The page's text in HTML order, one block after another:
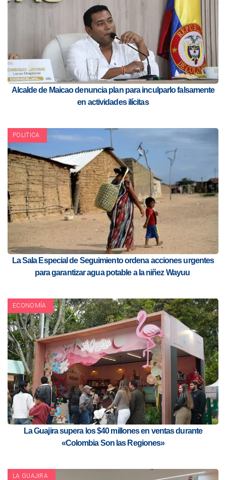
Alcalde de Maicao denuncia plan para inculparlo falsamente
en actividades ilícitas
POLITICA
La Sala Especial de Seguimiento ordena acciones urgentes
para garantizar agua potable a la niñez Wayuu
ECONOMÍA
La Guajira supera los $40 millones en ventas durante
«Colombia Son las Regiones»
LA GUAJIRA